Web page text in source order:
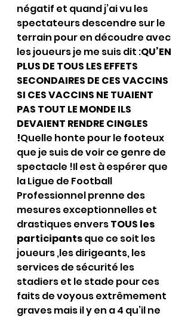
négatif et quand j’ai vu les
spectateurs descendre sur le
terrain pour en découdre avec
les joueurs je me suis dit :QU’EN
PLUS DE TOUS LES EFFETS
SECONDAIRES DE CES VACCINS
SI CES VACCINS NE TUAIENT
PAS TOUT LE MONDE ILS
DEVAIENT RENDRE CINGLES
!Quelle honte pour le footeux
que je suis de voir ce genre de
spectacle !Il est à espérer que
la Ligue de Football
Professionnel prenne des
mesures exceptionnelles et
drastiques envers TOUS les
participants que ce soit les
joueurs ,les dirigeants, les
services de sécurité les
stadiers et le stade pour ces
faits de voyous extrêmement
graves mais il y en a 4 qu’il ne